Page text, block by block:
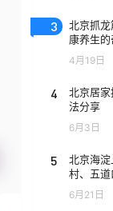
3
北京抓
康养生
4月19日
4
北京居
法分享
6月3日
5
北京海
村、五
6月21日